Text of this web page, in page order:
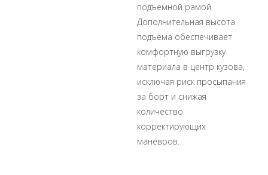
подъёмной рамой.
Дополнительная высота
подъёма обеспечивает
комфортную выгрузку
материала в центр кузова,
исключая риск просыпания
за борт и снижая
количество
корректирующих
манёвров.